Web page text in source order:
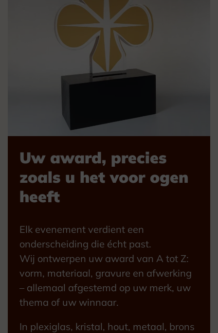
Uw award, precies
zoals u het voor ogen
heeft
Elk evenement verdient een
onderscheiding die écht past.
Wij ontwerpen uw award van A tot Z:
vorm, materiaal, gravure en afwerking
– allemaal afgestemd op uw merk, uw
thema of uw winnaar.
In plexiglas, kristal, hout, metaal, brons